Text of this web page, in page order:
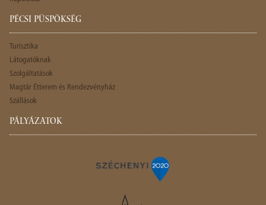
PÉCSI PÜSPÖKSÉG
Turisztika
Látogatóknak
Szolgáltatások
Magtár Étterem és Rendezvényház
Szállások
PÁLYÁZATOK